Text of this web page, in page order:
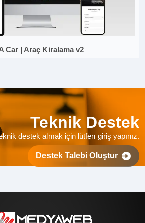
Car | Araç Kiralama v2
Teknik Destek
destek almak için lütfen giriş yapınız.
Destek Talebi Oluştur